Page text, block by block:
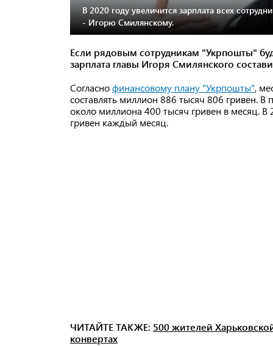
В 2020 году увеличится зарплата всех
- Игорю Смилянскому.
Если рядовым сотрудникам "Укрпошты"
зарплата главы Игоря Смилянского
Согласнофинансовому плану "Укрпошты",
составлять миллион 886 тысяч 806 гривен.
около миллиона 400 тысяч гривен в месяц.
гривен каждый месяц.
ЧИТАЙТЕ ТАКЖЕ: 500 жителей
конвертах